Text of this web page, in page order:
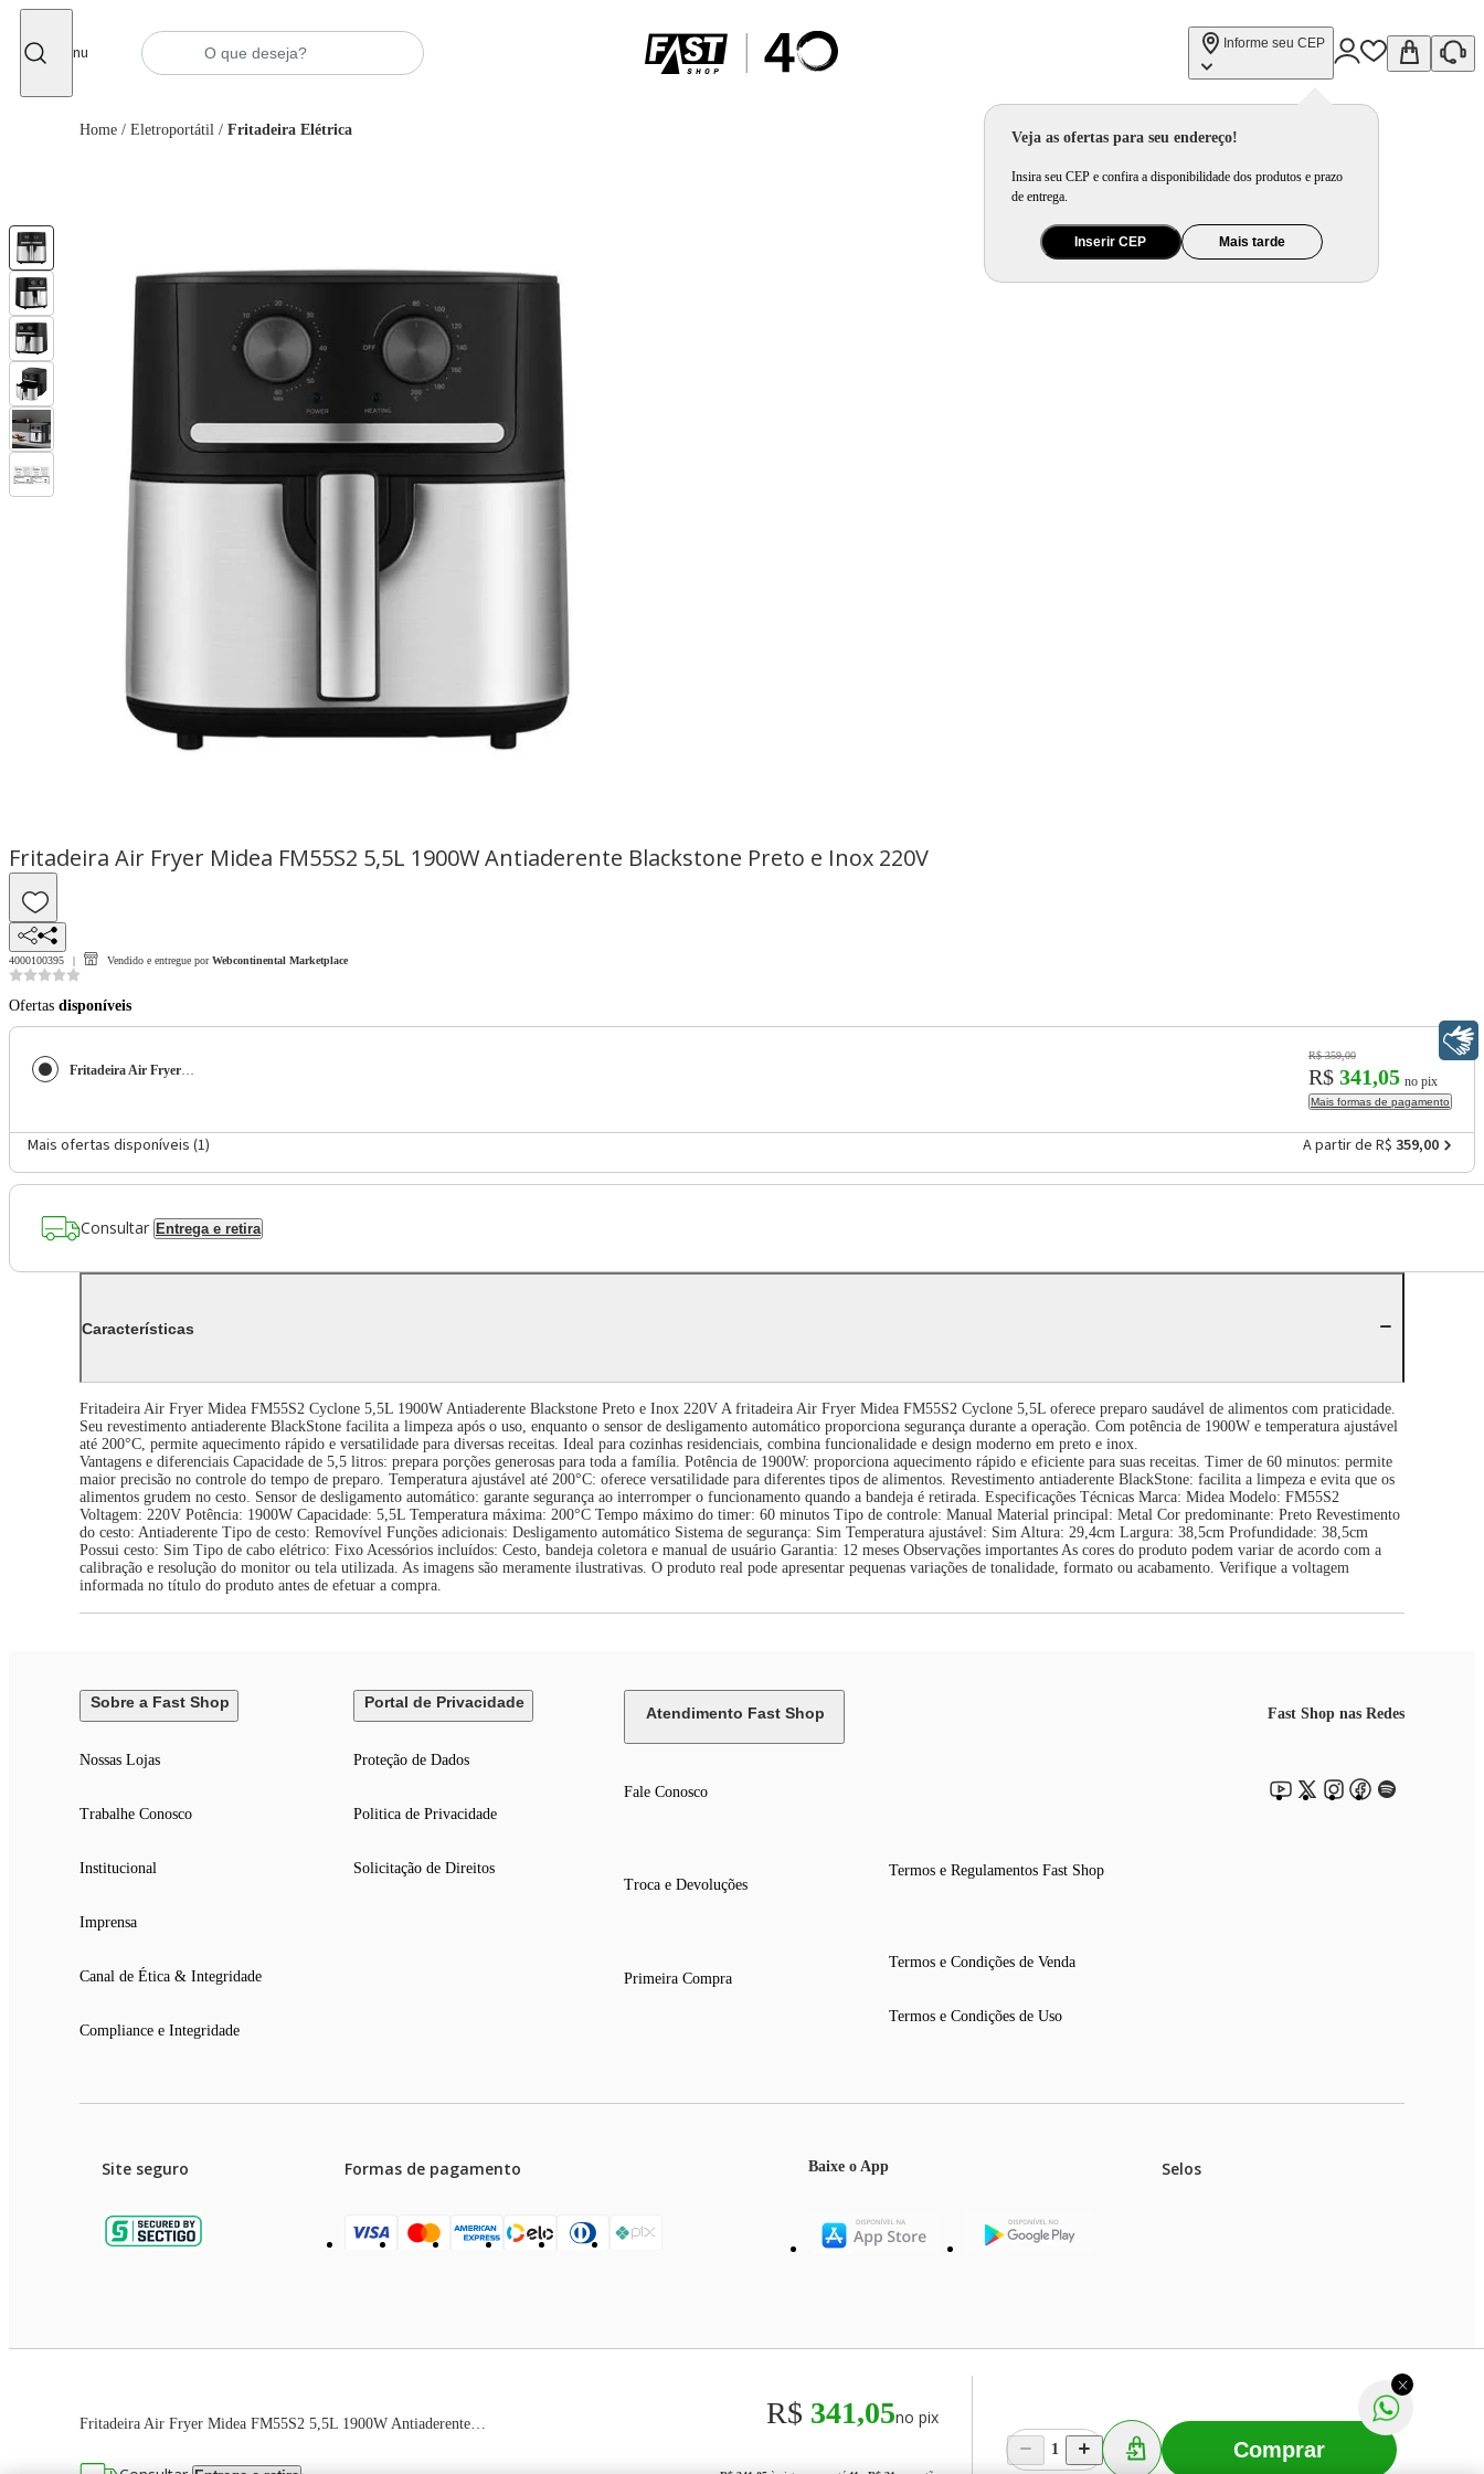
Menu
Informe seu CEP
Veja as ofertas para seu endereço!
Insira seu CEP e confira a disponibilidade dos produtos e prazo
de entrega.
Inserir CEP Mais tarde
Home / Eletroportátil / Fritadeira Elétrica
R$ 341,05no pix
1 Comprar
Fritadeira Air Fryer Midea FM55S2 5,5L 1900W Antiaderente Blackstone Preto e Inox 220V
4000100395 Vendido e entregue por Webcontinental Marketplace
Ofertas disponíveis
Fritadeira Air Fryer Midea FM55S2 5,5L 1900W Antiaderente Blackstone Preto e Inox 220V
R$ 359,00
R$ 341,05 no pix
Mais formas de pagamento
Mais ofertas disponíveis (1) A partir de R$ 359,00
Consultar Entrega e retira
Características
Fritadeira Air Fryer Midea FM55S2 Cyclone 5,5L 1900W Antiaderente Blackstone Preto e Inox 220V A fritadeira Air Fryer Midea FM55S2 Cyclone 5,5L oferece preparo saudável de alimentos com praticidade.
Seu revestimento antiaderente BlackStone facilita a limpeza após o uso, enquanto o sensor de desligamento automático proporciona segurança durante a operação. Com potência de 1900W e temperatura ajustável
até 200°C, permite aquecimento rápido e versatilidade para diversas receitas. Ideal para cozinhas residenciais, combina funcionalidade e design moderno em preto e inox.
Vantagens e diferenciais Capacidade de 5,5 litros: prepara porções generosas para toda a família. Potência de 1900W: proporciona aquecimento rápido e eficiente para suas receitas. Timer de 60 minutos: permite
maior precisão no controle do tempo de preparo. Temperatura ajustável até 200°C: oferece versatilidade para diferentes tipos de alimentos. Revestimento antiaderente BlackStone: facilita a limpeza e evita que os
alimentos grudem no cesto. Sensor de desligamento automático: garante segurança ao interromper o funcionamento quando a bandeja é retirada. Especificações Técnicas Marca: Midea Modelo: FM55S2
Voltagem: 220V Potência: 1900W Capacidade: 5,5L Temperatura máxima: 200°C Tempo máximo do timer: 60 minutos Tipo de controle: Manual Material principal: Metal Cor predominante: Preto Revestimento
do cesto: Antiaderente Tipo de cesto: Removível Funções adicionais: Desligamento automático Sistema de segurança: Sim Temperatura ajustável: Sim Altura: 29,4cm Largura: 38,5cm Profundidade: 38,5cm
Possui cesto: Sim Tipo de cabo elétrico: Fixo Acessórios incluídos: Cesto, bandeja coletora e manual de usuário Garantia: 12 meses Observações importantes As cores do produto podem variar de acordo com a
calibração e resolução do monitor ou tela utilizada. As imagens são meramente ilustrativas. O produto real pode apresentar pequenas variações de tonalidade, formato ou acabamento. Verifique a voltagem
informada no título do produto antes de efetuar a compra.
Sobre a Fast Shop
Nossas Lojas
Trabalhe Conosco
Institucional
Imprensa
Canal de Ética & Integridade
Compliance e Integridade
Portal de Privacidade
Proteção de Dados
Politica de Privacidade
Solicitação de Direitos
Atendimento Fast Shop
Fale Conosco
Troca e Devoluções
Primeira Compra
Termos e Regulamentos Fast Shop
Termos e Condições de Venda
Termos e Condições de Uso
Fast Shop nas Redes
Site seguro Formas de pagamento Baixe o App Selos
Preços e condições de pagamento válidos exclusivamente para compras efetuadas no site, podendo diferir na rede de lojas físicas.
As imagens dos produtos são meramente ilustrativas. Todos os preços e condições comerciais estão sujeitos a alteração sem aviso prévio. Fast Shop S. A. CNPJ: 43.708.379/0001-
Selecionar os Cookies